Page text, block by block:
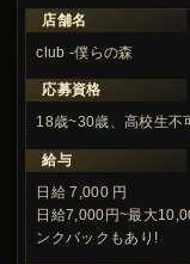
この求人の
店舗名
club -僕らの森
応募資格
18歳~30歳、高校生不
給与
日給 7,000 円
日給7,000円~最大
ンクバックもあり!